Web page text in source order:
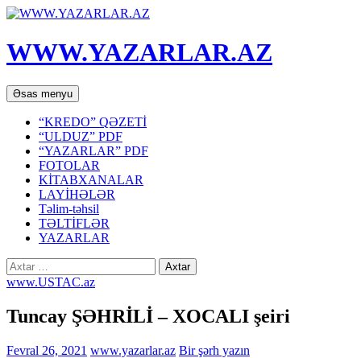
WWW.YAZARLAR.AZ
Axtar
Əsas menyu Mühtəviyyata
keç
“KREDO” QƏZETİ
“ULDUZ” PDF
“YAZARLAR” PDF
FOTOLAR
KİTABXANALAR
LAYİHƏLƏR
Təlim-təhsil
TƏLTİFLƏR
YAZARLAR
Axtarış:
www.USTAC.az
Tuncay ŞƏHRİLİ – XOCALI şeiri
Fevral 26, 2021 www.yazarlar.az Bir şərh yazın